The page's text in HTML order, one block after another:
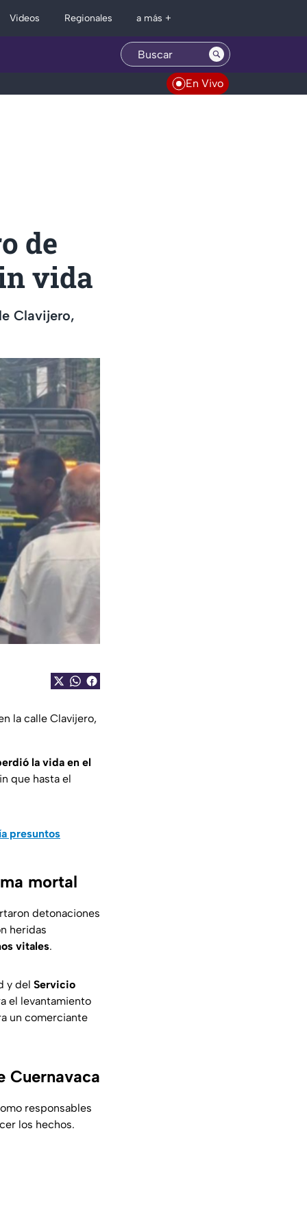
Videos Regionales a más +
En Vivo
de
vida
Clavijero,
la calle Clavijero,
la vida en el
que hasta el
presuntos
mortal
detonaciones
heridas
vitales.
y del Servicio
el levantamiento
un comerciante
Cuernavaca
responsables
los hechos.